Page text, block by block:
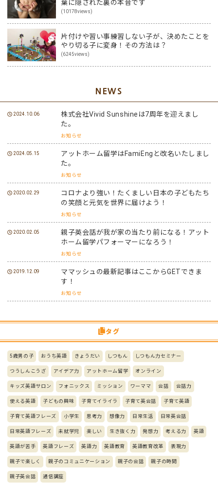
葉に隠された裏の本音です
(10178views)
片付けや習い事練習しない子が、決めたことを
やり切る子に変身！その方法は？
(6245views)
NEWS
2024.10.06
株式会社Vivid Sunshineは7周年を迎えまし
た。
お知らせ
2024.05.15
アットホーム留学はFamiEngと改名いたしまし
た。
お知らせ
2020.02.29
コロナより強い！たくましい日本の子どもたち
の笑顔と元気を世界に届けよう！
お知らせ
2020.02.05
親子英会話が我が家の当たり前になる！アット
ホーム留学パフォーマーになろう！
お知らせ
2019.12.09
ママッシュの最新記事はここからGETできま
す！
お知らせ
タグ
5歳男の子 おうち英語 きょうだい しつもん しつもん力セミナー
つうしんこうざ アイデア力 アットホーム留学 オンライン
キッズ英語サロン フォニックス ミッション ワーママ 会話 会話力
使える英語 子どもの興味 子育てイライラ 子育て英会話 子育て英語
子育て英語フレーズ 小学生 思考力 想像力 日常生活 日常英会話
日常英語フレーズ 未就学児 楽しい 生き抜く力 発想力 考える力 英語
英語が苦手 英語フレーズ 英語力 英語教育 英語教育改革 表現力
親子で楽しく 親子のコミュニケーション 親子の会話 親子の時間
親子英会話 通信講座